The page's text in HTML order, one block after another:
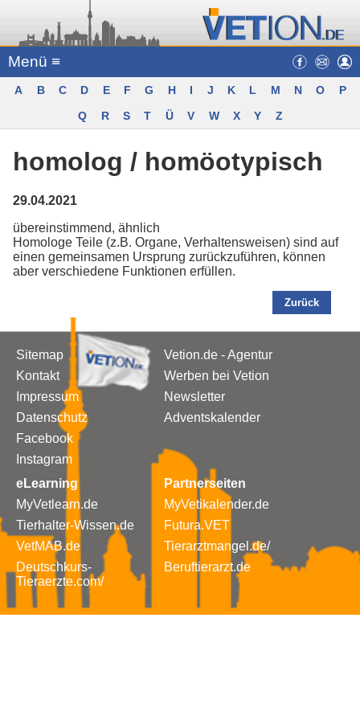
Menü ≡
A B C D E F G H I J K L M N O
P
Q
R S T Ü V W X Y Z
homolog / homöotypisch
29.04.2021
übereinstimmend, ähnlich
Homologe Teile (z.B. Organe, Verhaltensweisen) sind auf
einen gemeinsamen Ursprung zurückzuführen, können
aber verschiedene Funktionen erfüllen.
Zurück
Sitemap
Kontakt
Impressum
Datenschutz
Facebook
Instagram
Vetion.de - Agentur
Werben bei Vetion
Newsletter
Adventskalender
eLearning
MyVetlearn.de
Tierhalter-Wissen.de
VetMAB.de
Deutschkurs-
Tieraerzte.com/
Partnerseiten
MyVetikalender.de
Futura.VET
Tierarztmangel.de/
Beruftierarzt.de